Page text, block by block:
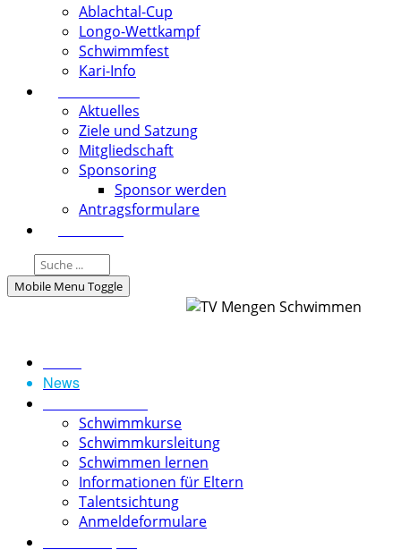
Ablachtal-Cup
Longo-Wettkampf
Schwimmfest
Kari-Info
Aktuelles
Ziele und Satzung
Mitgliedschaft
Sponsoring
Sponsor werden
Antragsformulare
Mobile Menu Toggle
News
Schwimmkurse
Schwimmkursleitung
Schwimmen lernen
Informationen für Eltern
Talentsichtung
Anmeldeformulare